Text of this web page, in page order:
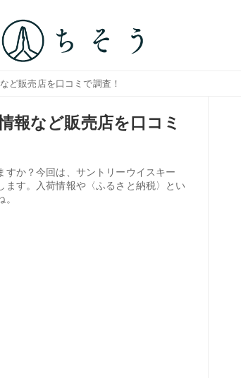
ど販売店を口コミで調査！
報など販売店を口コミ
すか？今回は、サントリーウイスキー
ます。入荷情報や〈ふるさと納税〉とい